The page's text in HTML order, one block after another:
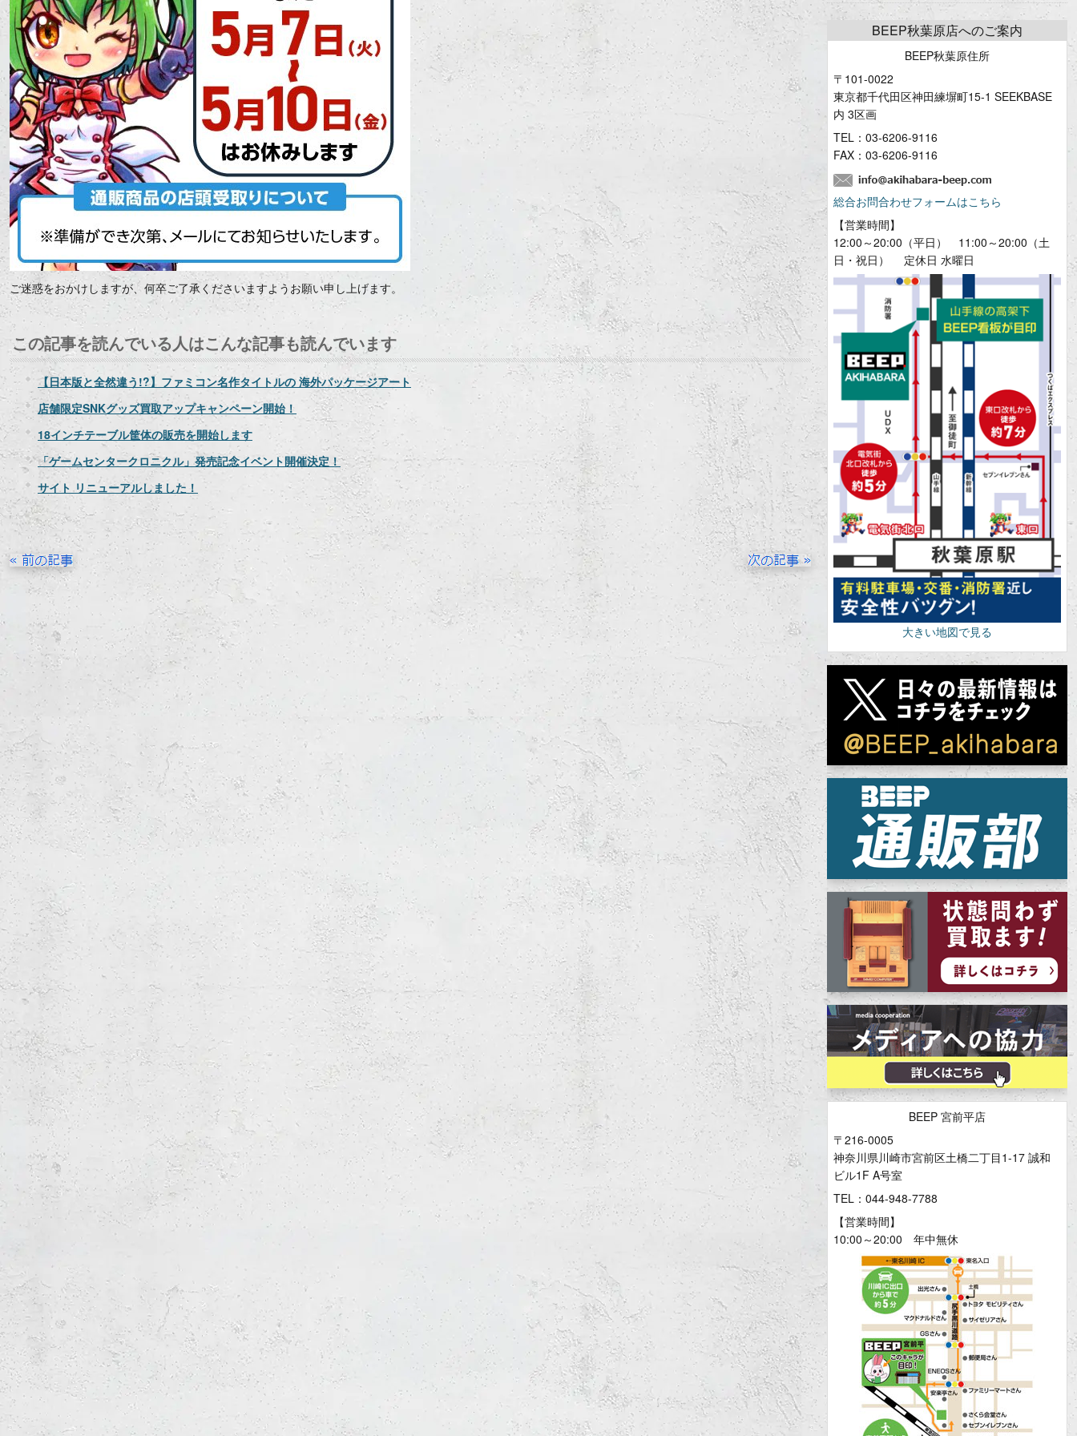
ご迷惑をおかけしますが、何卒ご了承くださいますようお願い申し上げます。
この記事を読んでいる人はこんな記事も読んでいます
【日本版と全然違う!?】ファミコン名作タイトルの 海外パッケージアート
店舗限定SNKグッズ買取アップキャンペーン開始！
18インチテーブル筐体の販売を開始します
「ゲームセンタークロニクル」発売記念イベント開催決定！
サイト リニューアルしました！
BEEP秋葉原店へのご案内
BEEP秋葉原住所
〒101-0022
東京都千代田区神田練塀町15-1 SEEKBASE
内 3区画
TEL： 03-6206-9116
FAX：03-6206-9116
総合お問合わせフォームはこちら
【営業時間】
12:00～20:00（平日） 11:00～20:00（土
日・祝日） 定休日 水曜日
大きい地図で見る
BEEP 宮前平店
〒216-0005
神奈川県川崎市宮前区土橋二丁目1-17 誠和
ビル1F A号室
TEL：044-948-7788
【営業時間】
10:00～20:00 年中無休